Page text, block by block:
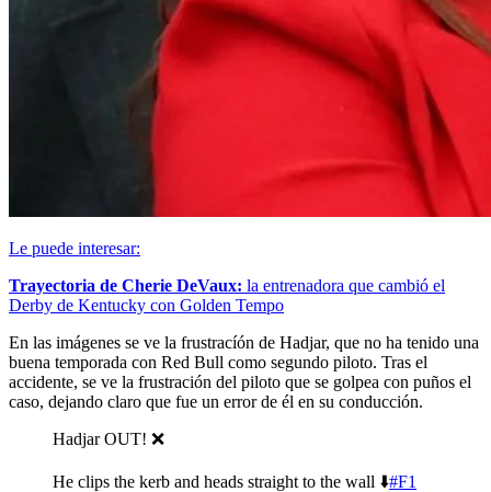
Le puede interesar:
Trayectoria de Cherie DeVaux: la entrenadora que cambió el
Derby de Kentucky con Golden Tempo
En las imágenes se ve la frustracíón de Hadjar, que no ha tenido una
buena temporada con Red Bull como segundo piloto. Tras el
accidente, se ve la frustración del piloto que se golpea con puños el
caso, dejando claro que fue un error de él en su conducción.
Hadjar OUT! ❌
He clips the kerb and heads straight to the wall ⬇️#F1